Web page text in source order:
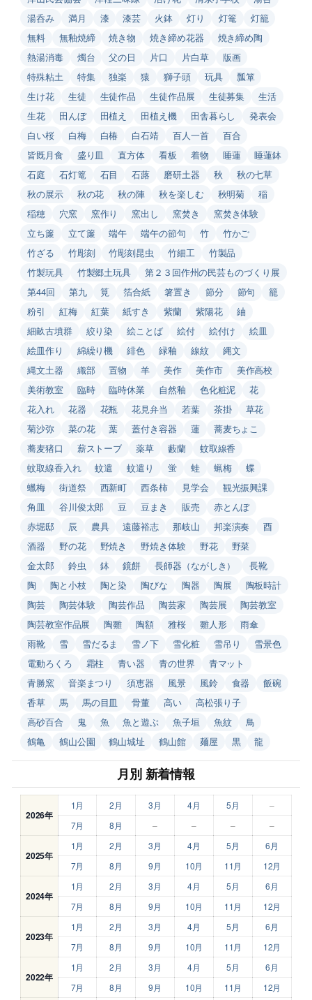
湯呑み
満月 漆 漆芸 火鉢 灯り 灯篭
灯籠
無料
無釉焼締 焼き物 焼き締め花器
焼き締め陶
熱湯消毒
燭台 父の日 片口 片白草
版画
特殊粘土
特集 独楽 猿 獅子頭 玩具
瓢箪
生け花
生徒 生徒作品 生徒作品展 生徒募集
生活
生花
田んぼ 田植え 田植え機 田舎暮らし
発表会
白い桜
白梅 白椿 白石靖 百人一首
百合
皆既月食
盛り皿 直方体 看板 着物 睡蓮
睡蓮鉢
石庭
石灯篭 石目 石蕗 磨研土器 秋
秋の七草
秋の展示
秋の花 秋の陣 秋を楽しむ 秋明菊
稲
稲穂
穴窯 窯作り 窯出し 窯焚き
窯焚き体験
立ち簾
立て簾 端午 端午の節句 竹
竹かご
竹ざる
竹彫刻 竹彫刻昆虫 竹細工
竹製品
竹製玩具
竹製郷土玩具
第２３回作州の民芸ものづくり展
第44回
第九 筧 箔合紙 箸置き 節分 節句
籠
粉引
紅梅 紅葉 紙すき 紫蘭 紫陽花
紬
細畝古墳群
絞り染 絵ことば 絵付 絵付け
絵皿
絵皿作り
綿繰り機 緋色 緑釉 線紋
縄文
縄文土器
織部 置物 羊 美作 美作市
美作高校
美術教室
臨時 臨時休業 自然釉 色化粧泥
花
花入れ
花器 花瓶 花見弁当 若葉 茶掛
草花
菊沙弥
菜の花 葉 蓋付き容器 蓮
蕎麦ちょこ
蕎麦猪口
薪ストーブ 薬草 藪蘭
蚊取線香
蚊取線香入れ
蚊遣 蚊遣り 蛍 蛙 蝋梅
蝶
蠟梅
街道祭 西新町 西条柿 見学会
観光振興課
角皿
谷川俊太郎 豆 豆まき 販売
赤とんぼ
赤堀邸
辰 農具 遠藤裕志 那岐山 邦楽演奏
酉
酒器
野の花 野焼き 野焼き体験 野花
野菜
金太郎
鈴虫 鉢 鏡餅 長師器（ながしき）
長靴
陶
陶と小枝 陶と染 陶びな 陶器 陶展
陶板時計
陶芸
陶芸体験 陶芸作品 陶芸家 陶芸展
陶芸教室
陶芸教室作品展
陶雛 陶額 雅桜 雛人形
雨傘
雨靴
雪 雪だるま 雪ノ下 雪化粧 雪吊り
雪景色
電動ろくろ
霜柱 青い器 青の世界
青マット
青勝窯
音楽まつり 須恵器 風景 風鈴 食器
飯碗
香草
馬 馬の目皿 骨董 高い
高松張り子
高砂百合
鬼 魚 魚と遊ぶ 魚子垣 魚紋
鳥
鶴亀
鶴山公園 鶴山城址 鶴山館 麺屋 黒 龍
月別 新着情報
2026年
1月 2月 3月 4月 5月
–
7月
8月 – – – –
2025年
1月 2月 3月 4月 5月
6月
7月
8月 9月 10月 11月 12月
2024年
1月 2月 3月 4月 5月
6月
7月
8月 9月 10月 11月 12月
2023年
1月 2月 3月 4月 5月
6月
7月
8月 9月 10月 11月 12月
2022年
1月 2月 3月 4月 5月
6月
7月
8月 9月 10月 11月 12月